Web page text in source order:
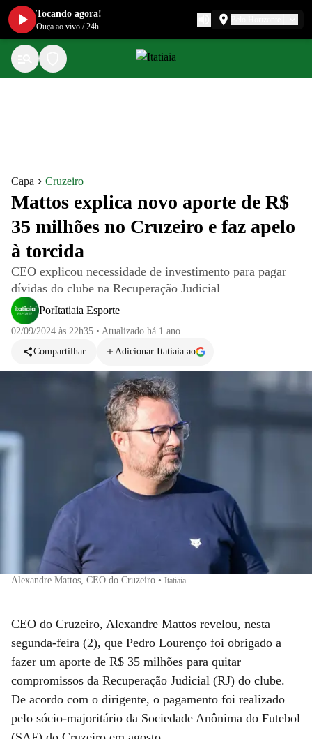
Capa Cruzeiro
Mattos explica novo aporte de R$
35 milhões no Cruzeiro e faz apelo
à torcida
CEO explicou necessidade de investimento para pagar
dívidas do clube na Recuperação Judicial
PorItatiaia Esporte
02/09/2024 às 22h35 • Atualizado há 1 ano
Compartilhar
Adicionar Itatiaia ao
Alexandre Mattos, CEO do Cruzeiro • Itatiaia
CEO do Cruzeiro, Alexandre Mattos revelou, nesta
segunda-feira (2), que Pedro Lourenço foi obrigado a
fazer um aporte de R$ 35 milhões para quitar
compromissos da Recuperação Judicial (RJ) do clube.
De acordo com o dirigente, o pagamento foi realizado
pelo sócio-majoritário da Sociedade Anônima do Futebol
Tocando agora!
Ouça ao vivo /24h